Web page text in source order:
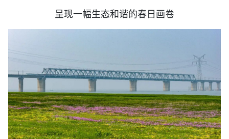
呈现一幅生态和谐的春日画卷